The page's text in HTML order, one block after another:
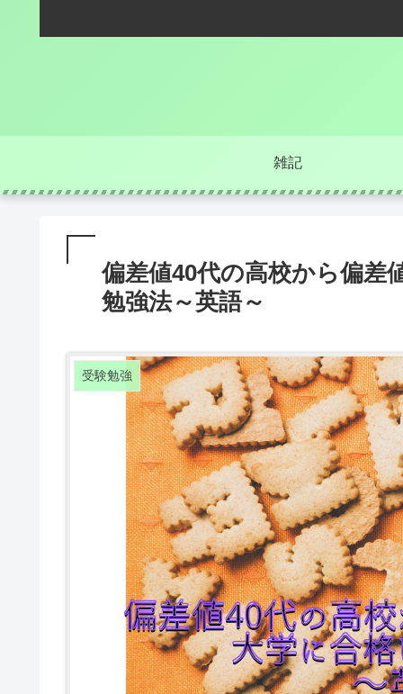
雑記
偏差値40代の高校から偏差
勉強法～英語～
受験勉強